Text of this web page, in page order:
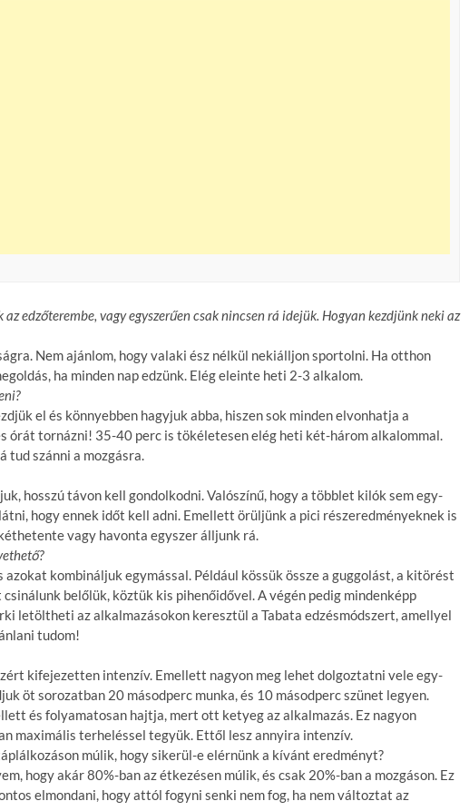
edzőterembe, vagy egyszerűen csak nincsen rá idejük. Hogyan kezdjünk neki az
Nem ajánlom, hogy valaki ész nélkül nekiálljon sportolni. Ha otthon
ha minden nap edzünk. Elég eleinte heti 2-3 alkalom.
el és könnyebben hagyjuk abba, hiszen sok minden elvonhatja a
órát tornázni! 35-40 perc is tökéletesen elég heti két-három alkalommal.
tud szánni a mozgásra.
hosszú távon kell gondolkodni. Valószínű, hogy a többlet kilók sem egy-
hogy ennek időt kell adni. Emellett örüljünk a pici részeredményeknek is
vagy havonta egyszer álljunk rá.
kombináljuk egymással. Például kössük össze a guggolást, a kitörést
belőlük, köztük kis pihenőidővel. A végén pedig mindenképp
letöltheti az alkalmazásokon keresztül a Tabata edzésmódszert, amellyel
tudom!
kifejezetten intenzív. Emellett nagyon meg lehet dolgoztatni vele egy-
öt sorozatban 20 másodperc munka, és 10 másodperc szünet legyen.
és folyamatosan hajtja, mert ott ketyeg az alkalmazás. Ez nagyon
maximális terheléssel tegyük. Ettől lesz annyira intenzív.
múlik, hogy sikerül-e elérnünk a kívánt eredményt?
hogy akár 80%-ban az étkezésen múlik, és csak 20%-ban a mozgáson. Ez
elmondani, hogy attól fogyni senki nem fog, ha nem változtat az